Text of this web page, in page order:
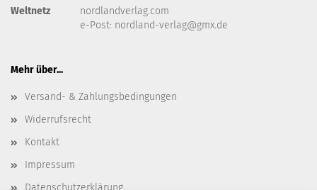
Weltnetz
nordlandverlag.com
e-Post: nordland-verlag@gmx.de
Mehr über...
Versand- & Zahlungsbedingungen
Widerrufsrecht
Kontakt
Impressum
Datenschutzerklärung